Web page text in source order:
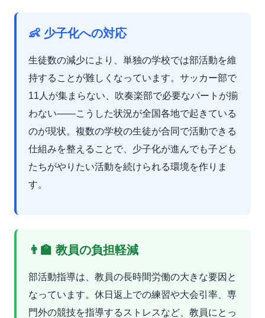
👶 少子化への対応
生徒数の減少により、単独の学校では部活動を維
持することが難しくなっています。サッカー部で
11人が集まらない、吹奏楽部で必要なパートが揃
わない——こうした状況が全国各地で起きている
のが現状。複数の学校の生徒が合同で活動できる
仕組みを整えることで、少子化が進んでも子ども
たちがやりたい活動を続けられる環境を作りま
す。
👨‍🏫 教員の負担軽減
部活動指導は、教員の長時間労働の大きな要因と
なっています。休日返上での練習や大会引率、専
門外の競技を指導するストレスなど、教員にとっ